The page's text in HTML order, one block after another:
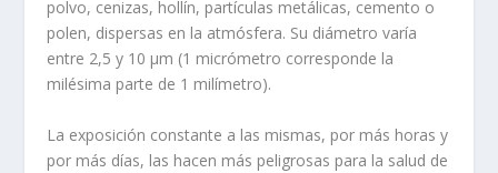
polvo, cenizas, hollín, partículas metálicas, cemento o
polen, dispersas en la atmósfera. Su diámetro varía
entre 2,5 y 10 µm (1 micrómetro corresponde la
milésima parte de 1 milímetro).
La exposición constante a las mismas, por más horas y
por más días, las hacen más peligrosas para la salud de